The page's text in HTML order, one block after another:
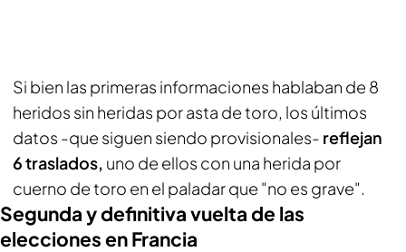
Si bien las primeras informaciones hablaban de 8
heridos sin heridas por asta de toro, los últimos
datos -que siguen siendo provisionales- reflejan
6 traslados, uno de ellos con una herida por
cuerno de toro en el paladar que "no es grave".
Segunda y definitiva vuelta de las
elecciones en Francia